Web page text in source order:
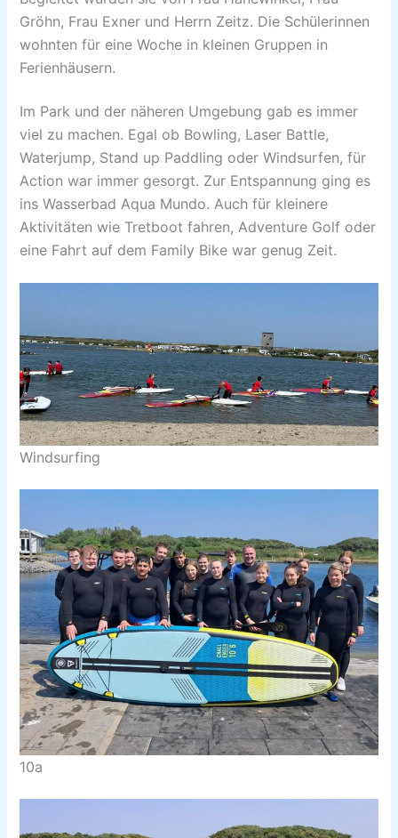
Gröhn, Frau Exner und Herrn Zeitz. Die Schülerinnen
wohnten für eine Woche in kleinen Gruppen in
Ferienhäusern.
Im Park und der näheren Umgebung gab es immer
viel zu machen. Egal ob Bowling, Laser Battle,
Waterjump, Stand up Paddling oder Windsurfen, für
Action war immer gesorgt. Zur Entspannung ging es
ins Wasserbad Aqua Mundo. Auch für kleinere
Aktivitäten wie Tretboot fahren, Adventure Golf oder
eine Fahrt auf dem Family Bike war genug Zeit.
Windsurfing
10a